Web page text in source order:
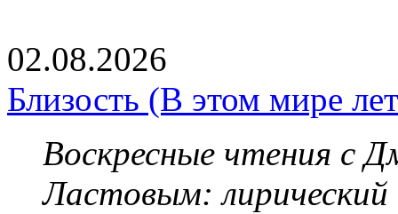
02.08.2026
Близость (В этом мире
Воскресные чтения с
Ластовым: